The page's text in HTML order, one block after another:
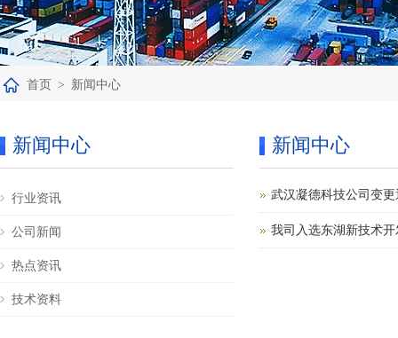
首页 > 新闻中心
新闻中心
行业资讯
公司新闻
热点资讯
技术资料
新闻中心
武汉凝德科技公司变更
我司入选东湖新技术开